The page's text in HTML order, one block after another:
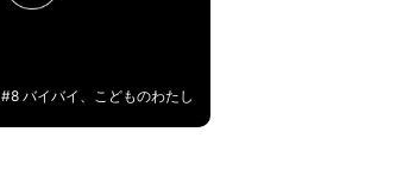
#8 バイバイ、こどものわたし